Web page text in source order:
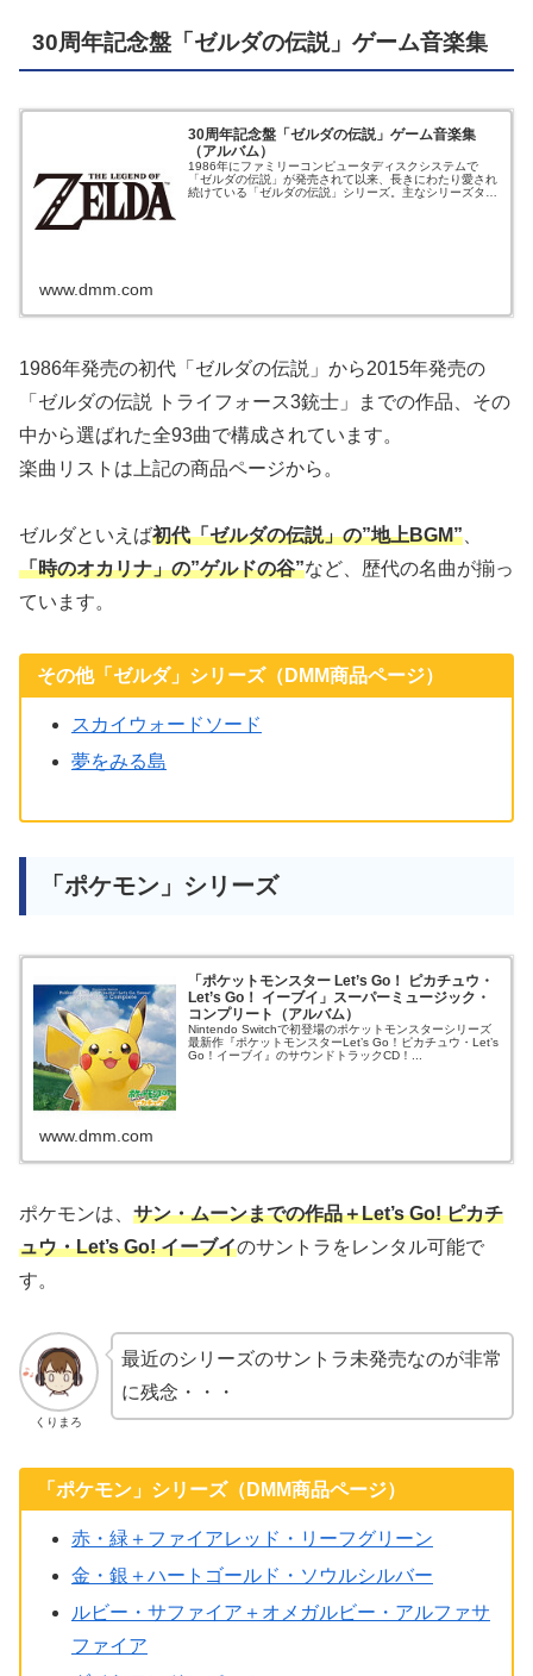
30周年記念盤「ゼルダの伝説」ゲーム音楽集
30周年記念盤「ゼルダの伝説」ゲーム音楽集
（アルバム）
1986年にファミリーコンピュータディスクシステムで
「ゼルダの伝説」が発売されて以来、長きにわたり愛され
続けている「ゼルダの伝説」シリーズ。主なシリーズタイ
www.dmm.com
1986年発売の初代「ゼルダの伝説」から2015年発売の
「ゼルダの伝説 トライフォース3銃士」までの作品、その
中から選ばれた全93曲で構成されています。
楽曲リストは上記の商品ページから。
ゼルダといえば初代「ゼルダの伝説」の”地上BGM”
「時のオカリナ」の”ゲルドの谷”など、歴代の名曲が揃っ
ています。
その他「ゼルダ」シリーズ（DMM商品ページ）
スカイウォードソード
夢をみる島
「ポケモン」シリーズ
「ポケットモンスター Let’s Go！ ピカチュウ・
Let’s Go！ イーブイ」スーパーミュージック・
コンプリート（アルバム）
Nintendo Switchで初登場のポケットモンスターシリーズ
最新作『ポケットモンスターLet’s Go！ピカチュウ・Let’s
Go！イーブイ』のサウンドトラックCD！...
www.dmm.com
ポケモンは、 サン・ムーンまでの作品＋Let’s Go! ピカチ
ュウ・Let’s Go! イーブイのサントラをレンタル可能で
す。
くりまろ
最近のシリーズのサントラ未発売なのが非常
に残念・・・
「ポケモン」シリーズ（DMM商品ページ）
赤・緑＋ファイアレッド・リーフグリーン
金・銀＋ハートゴールド・ソウルシルバー
ルビー・サファイア＋オメガルビー・アルファサ
ファイア